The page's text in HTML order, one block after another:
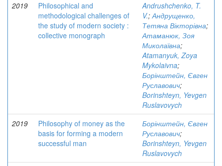
2019
Philosophical and
methodological challenges of
the study of modern society :
collective monograph
Andrushchenko, T.
V.;Андрущенко,
Тетяна Вікторівна;
Атаманюк, Зоя
Миколаївна;
Atamanyuk, Zoya
Mykolaivna;
Борінштейн, Євген
Руславович;
Borinshteyn, Yevgen
Ruslavovych
2019
Philosophy of money as the
basis for forming a modern
successful man
Борінштейн, Євген
Руславович;
Borinshteyn, Yevgen
Ruslavovych